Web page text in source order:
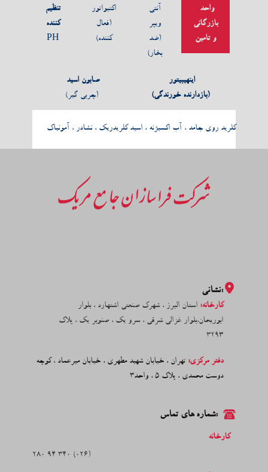
واحد
بازرگانی
و تامین
آنتی
ویپر
(ضد
بخار)
اکتیواتور
(فعال
کننده)
تنظیم
کننده
PH
اینهیبیتور
(بازدارنده خورندگی)
صابون اسید
(چربی گیر)
کلرید روی جامد ، آب اکسیژنه ، اسید کلریدریک ، نشادر ، آمونیاک
:نشانی
کارخانه: استان البرز ، شهرک صنعتی اشتهارد ، بلوار
ابوریحان،بلوار غزالی شرقی ، سرو یک ، صنوبر یک ، پلاک
3293
دفتر مرکزی: ​تهران ، خیابان شهید مطهری ، خیابان میرعماد ، کوچه
دوست محمدی ، پلاک 5 ، واحد3
:شماره های تماس
کارخانه
(026) 340 94 280